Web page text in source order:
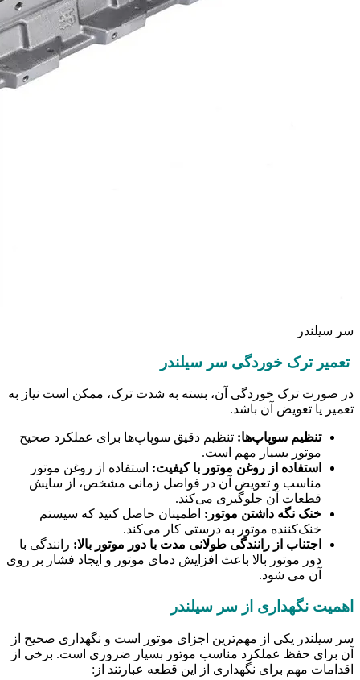
سر سیلندر
تعمیر ترک خوردگی سر سیلندر
در صورت ترک خوردگی آن، بسته به شدت ترک، ممکن است نیاز به
تعمیر یا تعویض آن باشد.
تنظیم سوپاپ‌ها: تنظیم دقیق سوپاپ‌ها برای عملکرد صحیح
موتور بسیار مهم است.
استفاده از روغن موتور با کیفیت: استفاده از روغن موتور
مناسب و تعویض آن در فواصل زمانی مشخص، از سایش
قطعات آن جلوگیری می‌کند.
خنک نگه داشتن موتور: اطمینان حاصل کنید که سیستم
خنک‌کننده موتور به درستی کار می‌کند.
اجتناب از رانندگی طولانی مدت با دور موتور بالا: رانندگی با
دور موتور بالا باعث افزایش دمای موتور و ایجاد فشار بر روی
آن می شود.
اهمیت نگهداری از سر سیلندر
سر سیلندر یکی از مهم‌ترین اجزای موتور است و نگهداری صحیح از
آن برای حفظ عملکرد مناسب موتور بسیار ضروری است. برخی از
اقدامات مهم برای نگهداری از این قطعه عبارتند از: